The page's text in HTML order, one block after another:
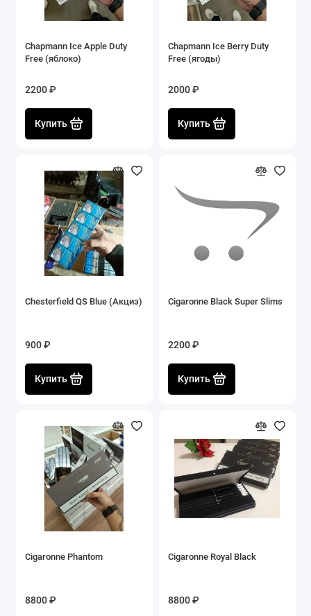
Chapmann Ice Apple Duty
Free (яблоко)
2200 ₽
Купить
Chapmann Ice Berry Duty
Free (ягоды)
2000 ₽
Купить
Chesterfield QS Blue (Акциз)
900 ₽
Купить
Cigaronne Black Super Slims
2200 ₽
Купить
Cigaronne Phantom
8800 ₽
Cigaronne Royal Black
8800 ₽